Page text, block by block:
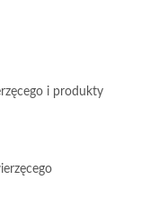
i produkty